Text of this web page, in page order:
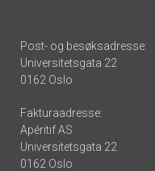
Post- og besøksadresse:
Universitetsgata 22
0162 Oslo
Fakturaadresse:
Apéritif AS
Universitetsgata 22
0162 Oslo